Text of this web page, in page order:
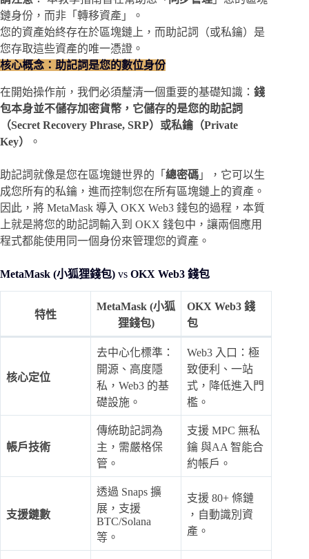
鏈身份，而非「轉移資產」。
您的資產始終存在於區塊鏈上，而助記詞（或私鑰）是
您存取這些資產的唯一憑證。
核心概念：助記詞是您的數位身份
在開始操作前，我們必須釐清一個重要的基礎知識： 錢
包本身並不儲存加密貨幣，它儲存的是您的助記詞
（Secret Recovery Phrase, SRP）或私鑰（Private
Key）
。
助記詞就像是您在區塊鏈世界的「 總密碼 」，它可以生
成您所有的私鑰，進而控制您在所有區塊鏈上的資產。
因此，將 MetaMask 導入 OKX Web3 錢包的過程，本質
上就是將您的助記詞輸入到 OKX 錢包中，讓兩個應用
程式都能使用同一個身份來管理您的資產。
MetaMask (小狐狸錢包) vs OKX Web3 錢包
特性
MetaMask (小狐
狸錢包)
OKX Web3 錢
包
核心定位
去中心化標準：
開源、高度隱
私，Web3 的基
礎設施。
Web3 入口：極
致便利、一站
式，降低進入門
檻。
帳戶技術
傳統助記詞為
主，需嚴格保
管。
支援 MPC 無私
鑰 與AA 智能合
約帳戶。
支援鏈數
透過 Snaps 擴
展，支援
BTC/Solana
等。
支援 80+ 條鏈
，自動識別資
產。